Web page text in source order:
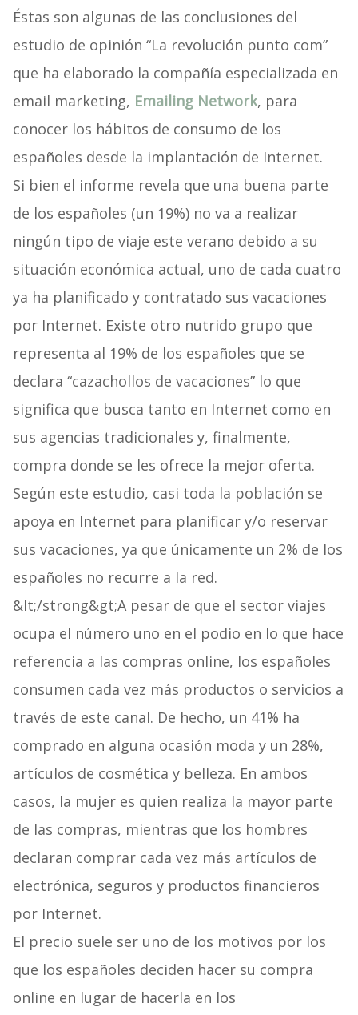
Éstas son algunas de las conclusiones del
estudio de opinión “La revolución punto com”
que ha elaborado la compañía especializada en
email marketing, Emailing Network, para
conocer los hábitos de consumo de los
españoles desde la implantación de Internet.
Si bien el informe revela que una buena parte
de los españoles (un 19%) no va a realizar
ningún tipo de viaje este verano debido a su
situación económica actual, uno de cada cuatro
ya ha planificado y contratado sus vacaciones
por Internet. Existe otro nutrido grupo que
representa al 19% de los españoles que se
declara “cazachollos de vacaciones” lo que
significa que busca tanto en Internet como en
sus agencias tradicionales y, finalmente,
compra donde se les ofrece la mejor oferta.
Según este estudio, casi toda la población se
apoya en Internet para planificar y/o reservar
sus vacaciones, ya que únicamente un 2% de los
españoles no recurre a la red.
&lt;/strong&gt;A pesar de que el sector viajes
ocupa el número uno en el podio en lo que hace
referencia a las compras online, los españoles
consumen cada vez más productos o servicios a
través de este canal. De hecho, un 41% ha
comprado en alguna ocasión moda y un 28%,
artículos de cosmética y belleza. En ambos
casos, la mujer es quien realiza la mayor parte
de las compras, mientras que los hombres
declaran comprar cada vez más artículos de
electrónica, seguros y productos financieros
por Internet.
El precio suele ser uno de los motivos por los
que los españoles deciden hacer su compra
online en lugar de hacerla en los